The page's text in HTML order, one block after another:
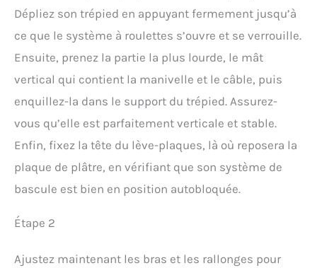
Dépliez son trépied en appuyant fermement jusqu’à
ce que le système à roulettes s’ouvre et se verrouille.
Ensuite, prenez la partie la plus lourde, le mât
vertical qui contient la manivelle et le câble, puis
enquillez-la dans le support du trépied. Assurez-
vous qu’elle est parfaitement verticale et stable.
Enfin, fixez la tête du lève-plaques, là où reposera la
plaque de plâtre, en vérifiant que son système de
bascule est bien en position autobloquée.
Étape 2
Ajustez maintenant les bras et les rallonges pour